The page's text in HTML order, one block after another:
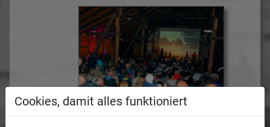
Cookies, damit alles funktioniert